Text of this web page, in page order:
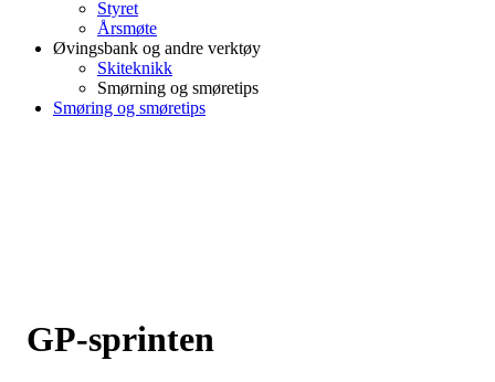
Styret
Årsmøte
Øvingsbank og andre verktøy
Skiteknikk
Smørning og smøretips
Smøring og smøretips
GP-sprinten